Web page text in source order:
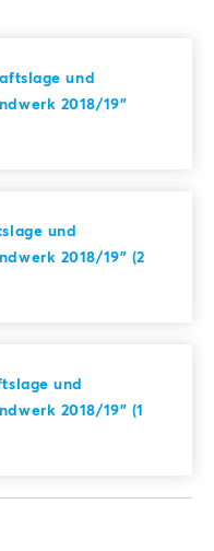
und
2018/19"
und
2018/19" (2
und
2018/19" (1